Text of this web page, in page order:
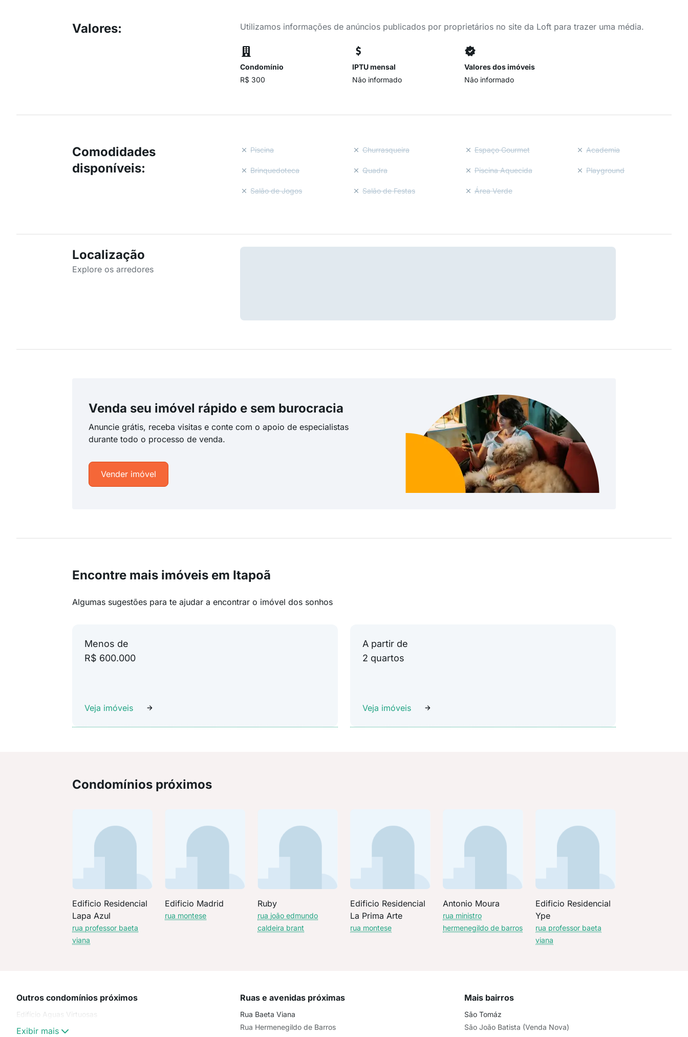
Valores: Utilizamos informações de anúncios publicados por proprietários no site da Loft para trazer uma média.
Condomínio
R$ 300
IPTU mensal
Não informado
Valores dos imóveis
Não informado
Comodidades
disponíveis:
Piscina Churrasqueira Espaço Gourmet Academia
Brinquedoteca Quadra Piscina Aquecida Playground
Salão de Jogos Salão de Festas Área Verde
Localização
Explore os arredores
Venda seu imóvel rápido e sem burocracia
Anuncie grátis, receba visitas e conte com o apoio de especialistas
durante todo o processo de venda.
Vender imóvel
Encontre mais imóveis em Itapoã
Algumas sugestões para te ajudar a encontrar o imóvel dos sonhos
Menos de
R$ 600.000
Veja imóveis
A partir de
2 quartos
Veja imóveis
Condomínios próximos
Edificio Residencial
Lapa Azul
rua professor baeta
viana
Edificio Madrid
rua montese
Ruby
rua joão edmundo
caldeira brant
Edificio Residencial
La Prima Arte
rua montese
Antonio Moura
rua ministro
hermenegildo de barros
Edificio Residencial
Ype
rua professor baeta
viana
Outros condomínios próximos
Edifício Aguas Virtuosas
Exibir mais
Ruas e avenidas próximas
Rua Baeta Viana
Rua Hermenegildo de Barros
Mais bairros
São Tomáz
São João Batista (Venda Nova)